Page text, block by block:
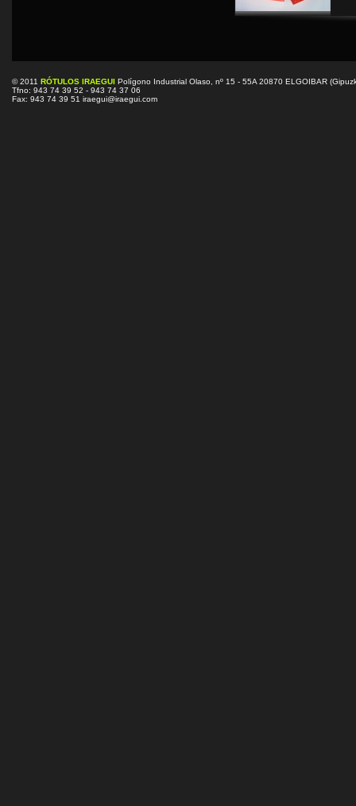
© 2011 RÓTULOS IRAEGUI Polígono Industrial Olaso, nº 15 - 55A 20870 ELGOIBAR
Tfno: 943 74 39 52 - 943 74 37 06
Fax: 943 74 39 51 iraegui@iraegui.com